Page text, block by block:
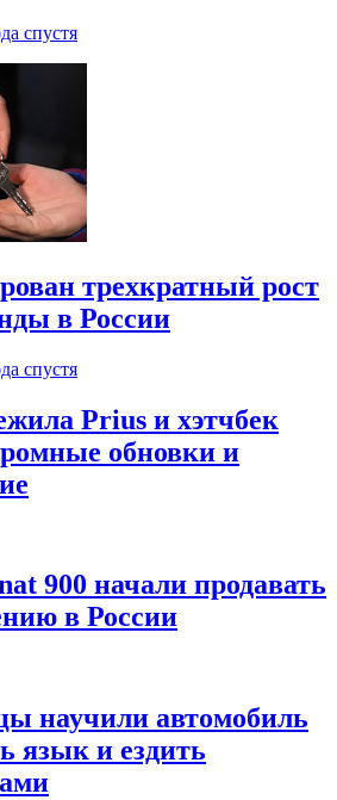
спустя
трехкратный рост
в России
спустя
Prius и хэтчбек
обновки и
900 начали продавать
в России
научили автомобиль
язык и ездить